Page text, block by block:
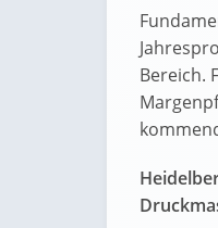
Bereich.